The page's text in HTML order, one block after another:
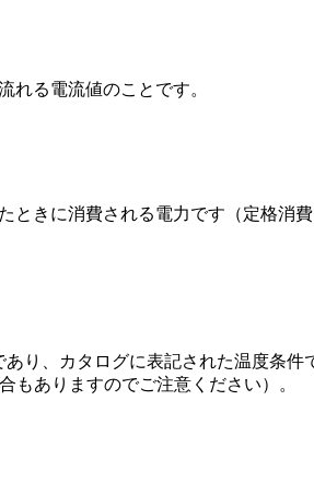
れる電流値のことです。
ときに消費される電力です（定格消
り、カタログに表記された温度条件
ありますのでご注意ください）。